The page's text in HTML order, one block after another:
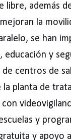
libre, además
la
se han
educación y
centros de
la planta de
y
y apoyo